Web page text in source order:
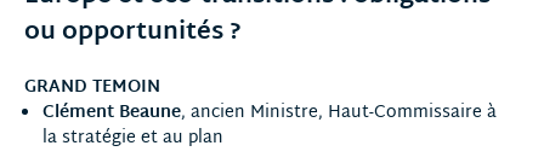
ou opportunités ?
GRAND TEMOIN
Clément Beaune, ancien Ministre, Haut-Commissaire à
la stratégie et au plan